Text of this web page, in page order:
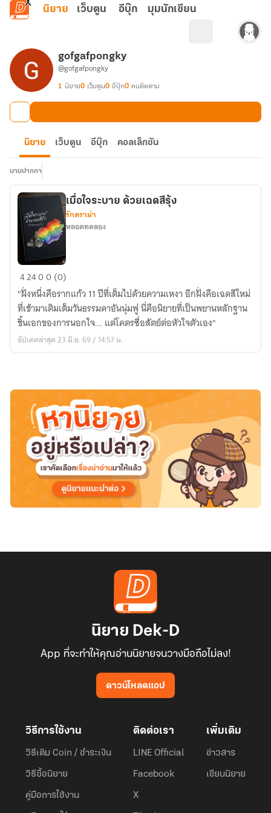
ข้ามไปยังเนื้อหาหลัก
นิยาย เว็บตูน อีบุ๊ก มุมนักเขียน
gofgafpongky
@gofgafpongky
1 นิยาย0 เว็บตูน0 อีบุ๊ก0 คนติดตาม
นิยาย เว็บตูน อีบุ๊ก คอลเล็กชัน
นามปากกา
เมื่อ
ใจ
ระบาย
ด้วย
เฉด
สี
เมื่อใจระบาย ด้วยเฉดสีรุ้ง
รักดราม่า
หลอดทดลอง
42400 (0)
"ฝั่งหนึ่งคือรากแก้ว 11 ปีที่เต็มไปด้วยความเหงา อีกฝั่งคือเฉดสีใหม่
ที่เข้ามาเติมเต็มวันธรรมดาอันนุ่มฟู นี่คือนิยายที่เป็นพยานหลักฐาน
ชิ้นเอกของการนอกใจ... แต่โคตรซื่อสัตย์ต่อหัวใจตัวเอง"
อัปเดตล่าสุด 23 มิ.ย. 69 / 14:57 น.
นิยาย Dek-D
App ที่จะทำให้คุณอ่านนิยายจนวางมือถือไม่ลง!
ดาวน์โหลดแอป
วิธีการใช้งาน
วิธีเติม Coin / ชำระเงิน
วิธีซื้อนิยาย
คู่มือการใช้งาน
ติดต่อเรา
LINE Official
Facebook
X
เพิ่มเติม
ข่าวสาร
เขียนนิยาย